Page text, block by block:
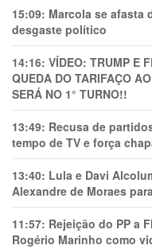
15:09: Marcola se afasta
desgaste político
14:16: VÍDEO: TRUMP E
QUEDA DO TARIFAÇO
SERÁ NO 1° TURNO!!
13:49: Recusa de
tempo de TV e força
13:40: Lula e Davi
Alexandre de Moraes
11:57: Rejeição do PP a
Rogério Marinho como